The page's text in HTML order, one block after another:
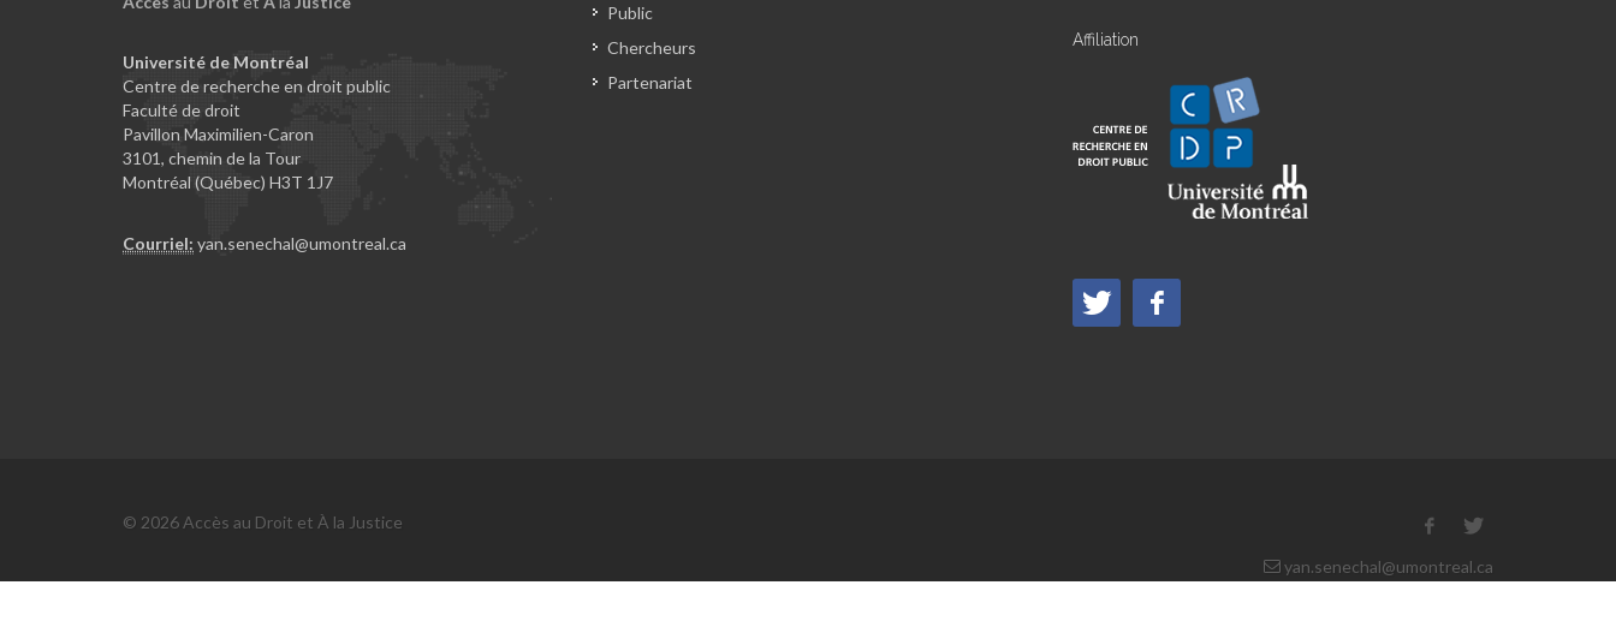
Université de Montréal
Centre de recherche en droit public
Faculté de droit
Pavillon Maximilien-Caron
3101, chemin de la Tour
Montréal (Québec) H3T 1J7
Courriel: yan.senechal@umontreal.ca
Public
Chercheurs
Partenariat
Affiliation
© 2026 Accès au Droit et À la Justice
yan.senechal@umontreal.ca